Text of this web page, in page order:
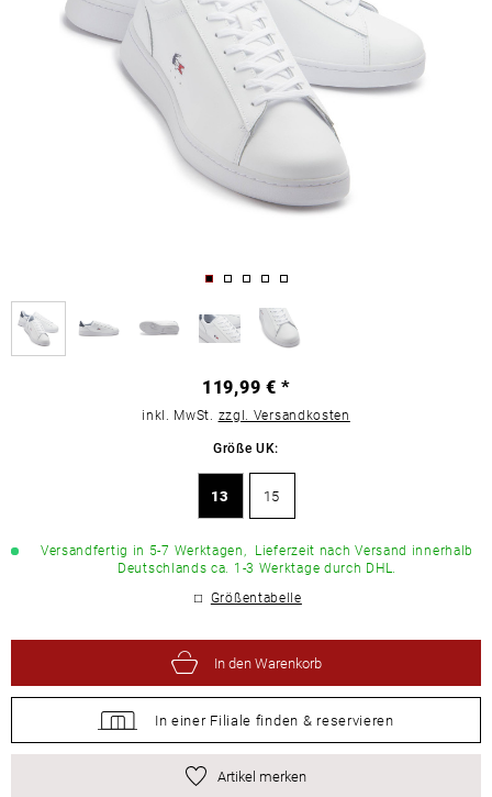
119,99 € *
inkl. MwSt. zzgl. Versandkosten
Größe UK:
13 15
Versandfertig in 5-7 Werktagen, Lieferzeit nach Versand innerhalb
Deutschlands ca. 1-3 Werktage durch DHL.
Größentabelle
In den Warenkorb
In einer Filiale finden & reservieren
Artikel merken